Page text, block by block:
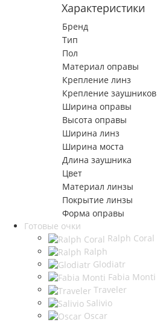
Характеристики
Бренд
Тип
Пол
Материал оправы
Крепление линз
Крепление заушников
Ширина оправы
Высота оправы
Ширина линз
Ширина моста
Длина заушника
Цвет
Материал линзы
Покрытие линзы
Форма оправы
Готовые очки
Ralph Coral
Ralph
Glodiatr
Fabia Monti
Traveler
Salivio
Oscar